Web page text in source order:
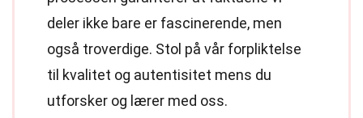
deler ikke bare er fascinerende, men
også troverdige. Stol på vår forpliktelse
til kvalitet og autentisitet mens du
utforsker og lærer med oss.